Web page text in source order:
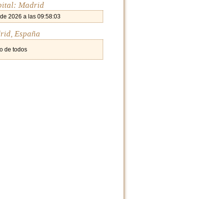
Madrid
2026 a las 09:58:03
España
de todos